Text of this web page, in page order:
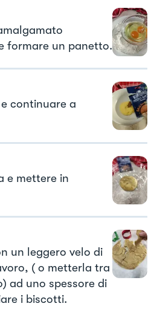
formare un panetto.
continuare a
e mettere in
un leggero velo di
( o metterla tra
ad uno spessore di
i biscotti.